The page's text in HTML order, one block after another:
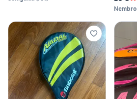
Nembro